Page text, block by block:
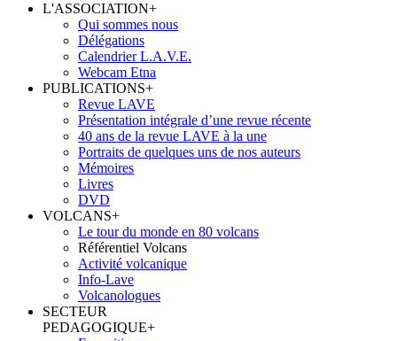
L'ASSOCIATION+
Qui sommes nous
Délégations
Calendrier L.A.V.E.
Webcam Etna
PUBLICATIONS+
Revue LAVE
Présentation intégrale d’une revue récente
40 ans de la revue LAVE à la une
Portraits de quelques uns de nos auteurs
Mémoires
Livres
DVD
VOLCANS+
Le tour du monde en 80 volcans
Référentiel Volcans
Activité volcanique
Info-Lave
Volcanologues
SECTEUR
PEDAGOGIQUE+